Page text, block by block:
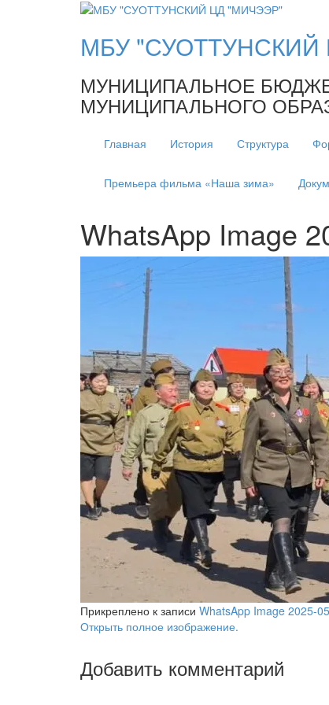
МБУ
МУНИЦИПАЛЬНОЕ
МУНИЦИПАЛЬНОГО
Главная История Структура
Премьера фильма «Наша зима»
WhatsApp Image
Прикреплено к записи WhatsApp Image 2025-
Открыть полное изображение.
Добавить комментарий